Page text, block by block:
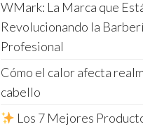
WMark: La Marca que
Revolucionando la
Profesional
Cómo el calor afecta
cabello
Los 7 Mejores